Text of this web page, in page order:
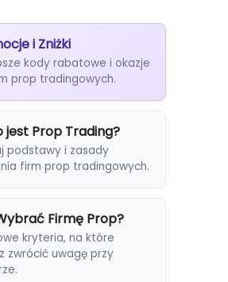
i Zniżki
kody rabatowe i okazje
prop tradingowych.
jest Prop Trading?
podstawy i zasady
firm prop tradingowych.
Firmę Prop?
kryteria, na które
zwrócić uwagę przy